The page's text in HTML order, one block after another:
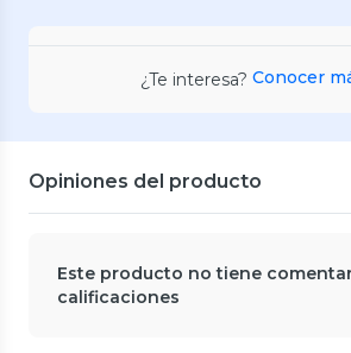
¿Te interesa? Conocer
Opiniones del producto
Este producto no tiene
calificaciones